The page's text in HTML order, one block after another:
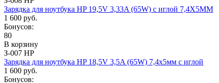
Зарядка для ноутбука HP 19,5V 3,33A (65W) с иглой 7,4X5ММ
1 600 руб.
Бонусов:
80
В корзину
З-007 HP
Зарядка для ноутбука HP 18,5V 3,5A (65W) 7,4x5мм с иглой
1 600 руб.
Бонусов: